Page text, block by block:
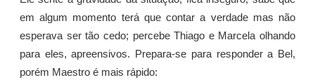
em algum momento terá que contar a verdade mas não
esperava ser tão cedo; percebe Thiago e Marcela olhando
para eles, apreensivos. Prepara-se para responder a Bel,
porém Maestro é mais rápido: